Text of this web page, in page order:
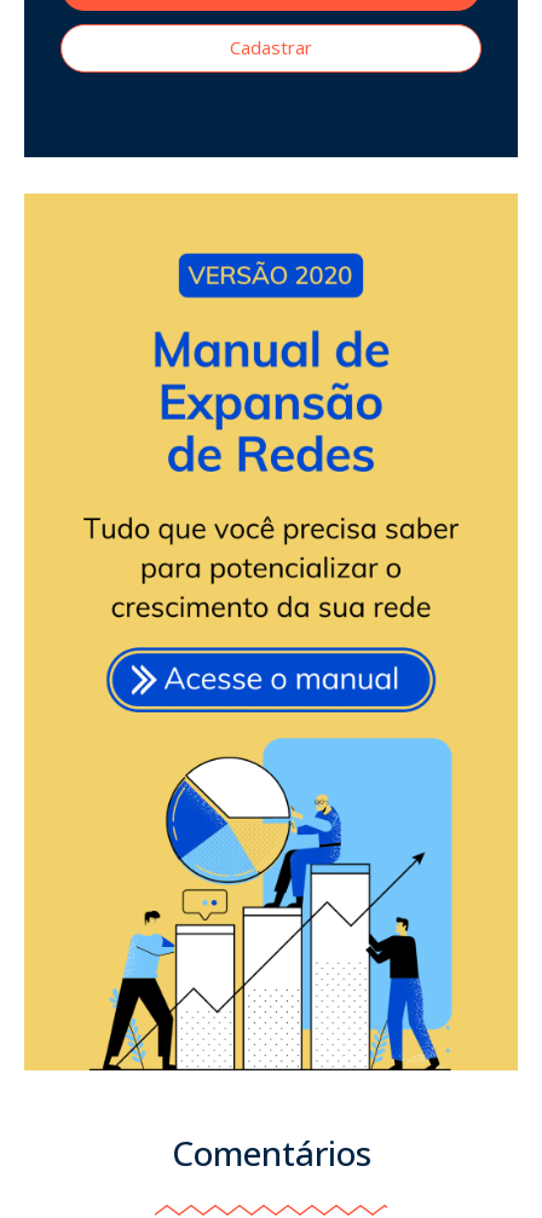
Cadastrar
Comentários